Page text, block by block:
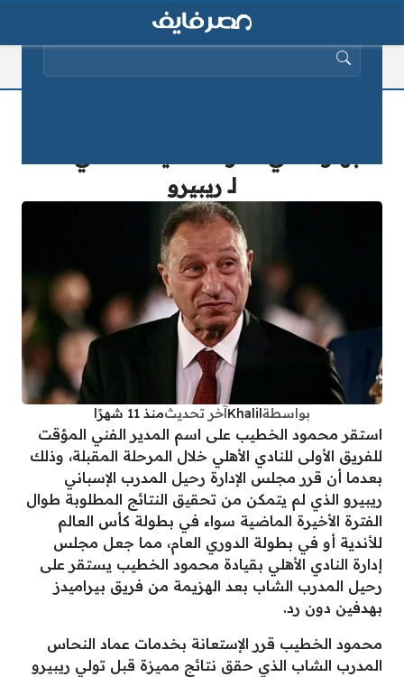
لـ ريبيرو
بواسطة Khalil آخر تحديثمنذ 11 شهرًا
استقر محمود الخطيب على اسم المدير الفني المؤقت
للفريق الأولى للنادي الأهلي خلال المرحلة المقبلة، وذلك
بعدما أن قرر مجلس الإدارة رحيل المدرب الإسباني
ريبيرو الذي لم يتمكن من تحقيق النتائج المطلوبة طوال
الفترة الأخيرة الماضية سواء في بطولة كأس العالم
للأندية أو في بطولة الدوري العام، مما جعل مجلس
إدارة النادي الأهلي بقيادة محمود الخطيب يستقر على
رحيل المدرب الشاب بعد الهزيمة من فريق بيراميدز
بهدفين دون رد.
محمود الخطيب قرر الإستعانة بخدمات عماد النحاس
المدرب الشاب الذي حقق نتائج مميزة قبل تولي ريبيرو
البحث عن: